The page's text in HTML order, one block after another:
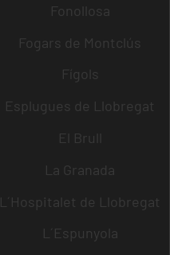
Fonollosa
Fogars de Montclús
Fígols
Esplugues de Llobregat
El Brull
La Granada
L´Hospitalet de Llobregat
L´Espunyola